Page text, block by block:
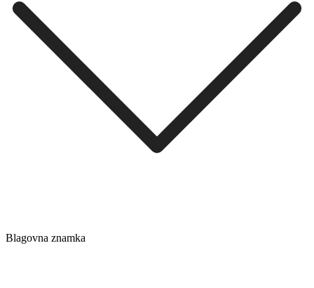
Blagovna znamka